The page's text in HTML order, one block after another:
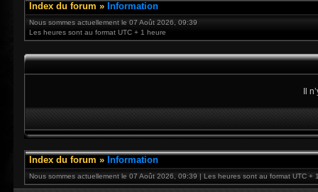
Index du forum » Information
Nous sommes actuellement le 07 Août 2026, 09:39
Les heures sont au format UTC + 1 heure
Il
Index du forum » Information
Nous sommes actuellement le 07 Août 2026, 09:39 | Les heures sont au format UTC +